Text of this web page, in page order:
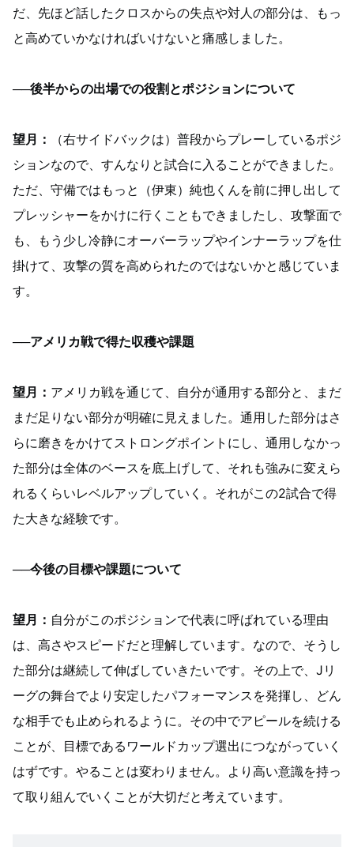
だ、先ほど話したクロスからの失点や対人の部分は、もっ
と高めていかなければいけないと痛感しました。
──後半からの出場での役割とポジションについて
望月：
（右サイドバックは）普段からプレーしているポジ
ションなので、すんなりと試合に入ることができました。
ただ、守備ではもっと（伊東）純也くんを前に押し出して
プレッシャーをかけに行くこともできましたし、攻撃面で
も、もう少し冷静にオーバーラップやインナーラップを仕
掛けて、攻撃の質を高められたのではないかと感じていま
す。
──アメリカ戦で得た収穫や課題
望月： アメリカ戦を通じて、自分が通用する部分と、まだ
まだ足りない部分が明確に見えました。通用した部分はさ
らに磨きをかけてストロングポイントにし、通用しなかっ
た部分は全体のベースを底上げして、それも強みに変えら
れるくらいレベルアップしていく。それがこの2試合で得
た大きな経験です。
──今後の目標や課題について
望月： 自分がこのポジションで代表に呼ばれている理由
は、高さやスピードだと理解しています。なので、そうし
た部分は継続して伸ばしていきたいです。その上で、Jリ
ーグの舞台でより安定したパフォーマンスを発揮し、どん
な相手でも止められるように。その中でアピールを続ける
ことが、目標であるワールドカップ選出につながっていく
はずです。やることは変わりません。より高い意識を持っ
て取り組んでいくことが大切だと考えています。